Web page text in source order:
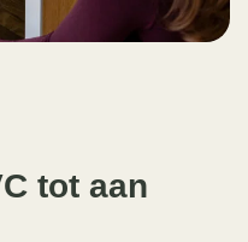
tot aan